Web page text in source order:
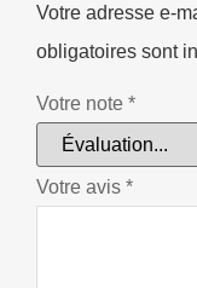
Votre adresse e-
obligatoires sont
Votre note *
Votre avis *